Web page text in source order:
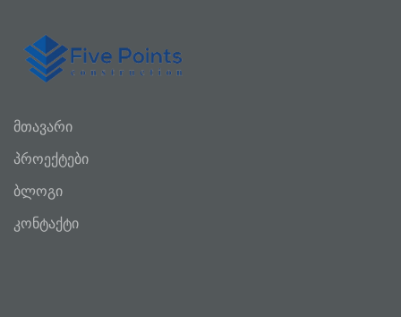
მთავარი
პროექტები
ბლოგი
კონტაქტი